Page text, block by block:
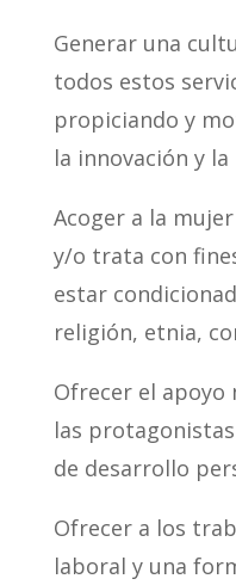
Generar una
todos estos
propiciando y
la innovación y
Acoger a la
y/o trata con
estar
religión, etnia,
Ofrecer el apoyo
las
de desarrollo
Ofrecer a los
laboral y una